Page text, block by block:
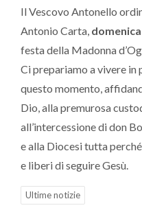
Il Vescovo Antonello
Antonio Carta,
festa della Madonna
Ci prepariamo a vivere in
questo momento,
Dio, alla premurosa
all’intercessione di don
e alla Diocesi tutta
e liberi di seguire Gesù.
Ultime notizie